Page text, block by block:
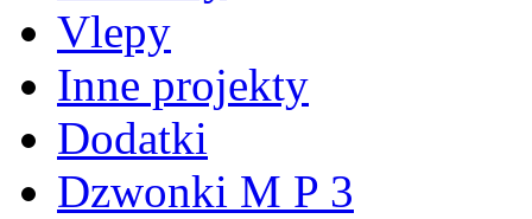
Vlepy
Inne projekty
Dodatki
Dzwonki M P 3